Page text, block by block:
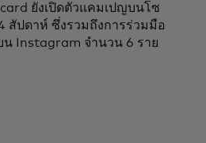
ยังเปิดตัวแคมเปญบนโซ
4 สัปดาห์ ซึ่งรวมถึงการร่วมมือ
น Instagram จำนวน 6 ราย